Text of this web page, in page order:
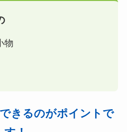
物
きるのがポイントで